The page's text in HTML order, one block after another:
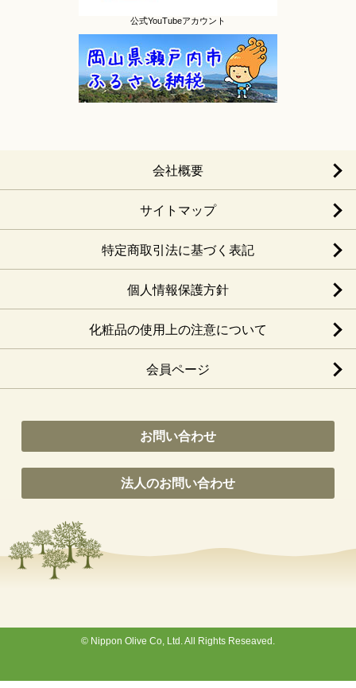
公式YouTubeアカウント
会社概要
サイトマップ
特定商取引法に基づく表記
個人情報保護方針
化粧品の使用上の注意について
会員ページ
お問い合わせ
法人のお問い合わせ
© Nippon Olive Co, Ltd. All Rights Reseaved.